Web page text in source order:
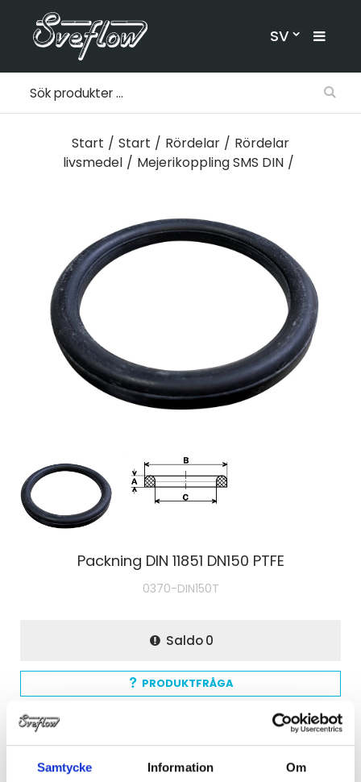
Samtycke Information Om
SV
Start / Start / Rördelar / Rördelar
livsmedel / Mejerikoppling SMS DIN /
Packning DIN 11851 DN150 PTFE
0370-DIN150T
Saldo 0
PRODUKTFRÅGA